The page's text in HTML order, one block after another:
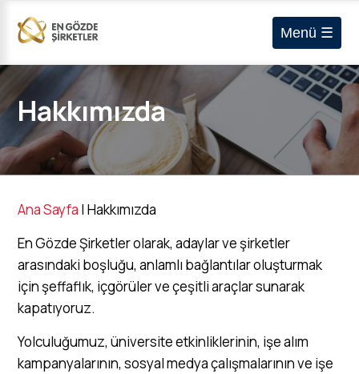
Menü ☰
Hakkımızda
Ana Sayfa |Hakkımızda
En Gözde Şirketler olarak, adaylar ve şirketler
arasındaki boşluğu, anlamlı bağlantılar oluşturmak
için şeffaflık, içgörüler ve çeşitli araçlar sunarak
kapatıyoruz.
Yolculuğumuz, üniversite etkinliklerinin, işe alım
kampanyalarının, sosyal medya çalışmalarının ve işe